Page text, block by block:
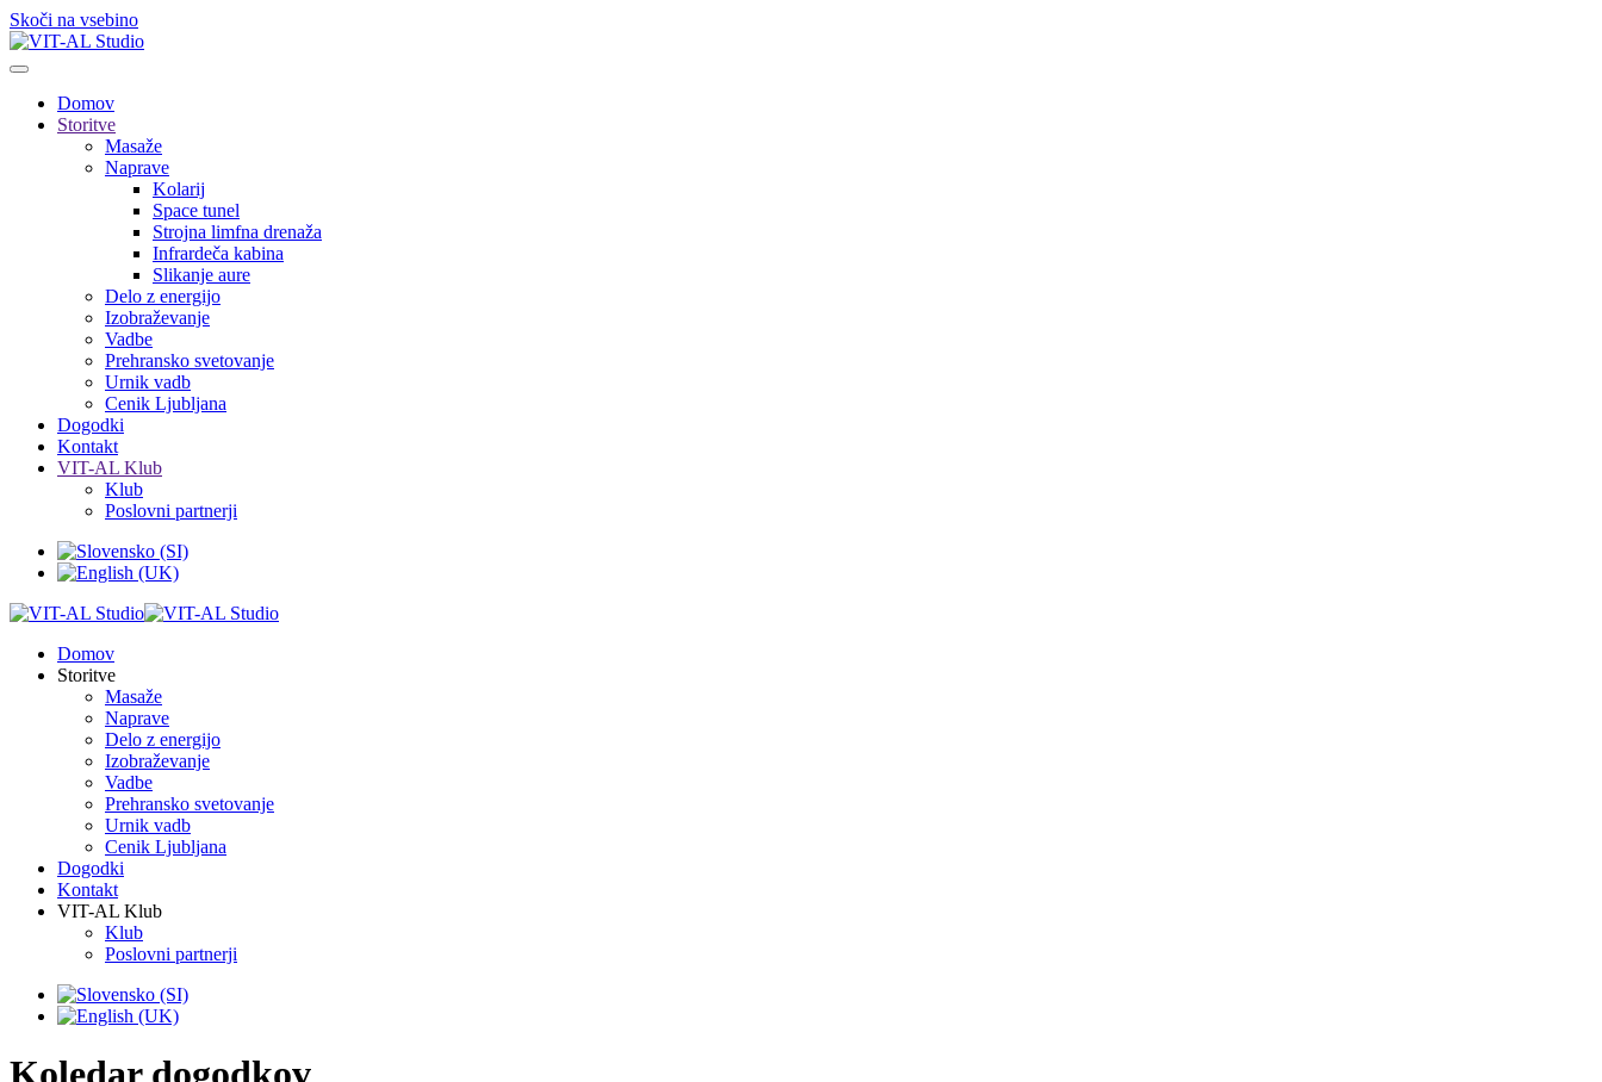
Skoči na vsebino
Domov
Storitve
Masaže
Naprave
Kolarij
Space tunel
Strojna limfna drenaža
Infrardeča kabina
Slikanje aure
Delo z energijo
Izobraževanje
Vadbe
Prehransko svetovanje
Urnik vadb
Cenik Ljubljana
Dogodki
Kontakt
VIT-AL Klub
Klub
Poslovni partnerji
Domov
Storitve
Masaže
Naprave
Delo z energijo
Izobraževanje
Vadbe
Prehransko svetovanje
Urnik vadb
Cenik Ljubljana
Dogodki
Kontakt
VIT-AL Klub
Klub
Poslovni partnerji